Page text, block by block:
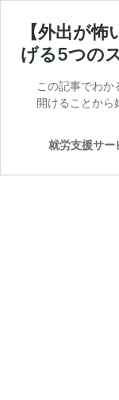
【外出が
げる5つの
この記事でわ
開けることか
就労支援サー